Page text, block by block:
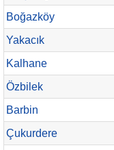
Boğazköy
Yakacık
Kalhane
Özbilek
Barbin
Çukurdere